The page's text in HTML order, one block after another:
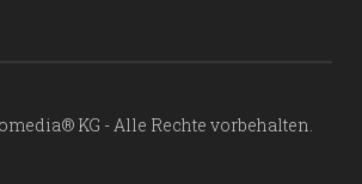
KG - Alle Rechte vorbehalten.